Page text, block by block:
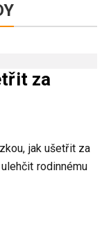
za
jak ušetřit za
rodinnému